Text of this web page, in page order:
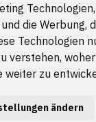
die Werbung,
Technologien
verstehen,
weiter zu
ändern
FOLGEN SIE UNS